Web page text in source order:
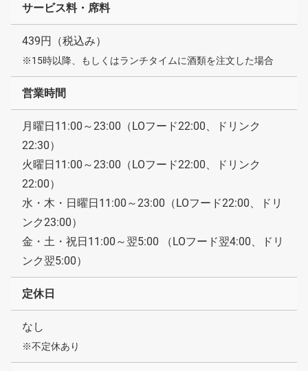
サービス料・席料
439円（税込み）
※15時以降、もしくはランチタイムに酒類を注文した場合
営業時間
月曜日11:00～23:00（LOフード22:00、ドリンク
22:30）
火曜日11:00～23:00（LOフード22:00、ドリンク
22:00）
水・木・日曜日11:00～23:00（LOフード22:00、ドリ
ンク23:00）
金・土・祝日11:00～翌5:00 （LOフード翌4:00、ドリ
ンク翌5:00）
定休日
なし
※不定休あり